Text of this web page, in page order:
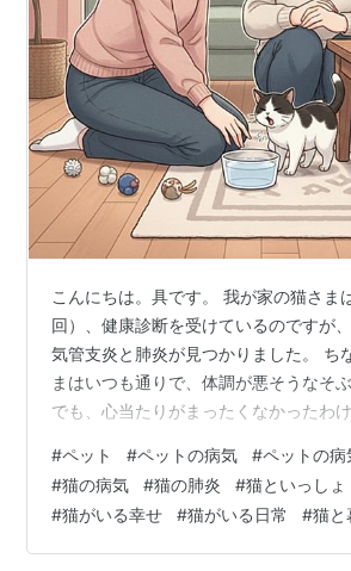
こんにちは。具です。 我が家の猫さま
回）、健康診断を受けているのですが
気管支炎と肺炎が見つかりました。 ち
まはいつも通りで、体調が悪そうなそ
でも、心当たりがまったくなかったわ
少し安堵に近い感想を抱いたというが
す。 今回は、猫さまに見つかった、肺
療の経過についてのお話しです。 🐱夏
咳 プロフィール：猫さま（13才・♀・
#ペット #ペットの病気 #ペットの病
#猫の病気 #猫の肺炎 #猫といっしょ
#猫がいる幸せ #猫がいる日常 #猫と